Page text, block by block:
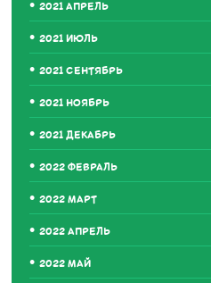
2021 АПРЕЛЬ
2021 ИЮЛЬ
2021 СЕНТЯБРЬ
2021 НОЯБРЬ
2021 ДЕКАБРЬ
2022 ФЕВРАЛЬ
2022 МАРТ
2022 АПРЕЛЬ
2022 МАЙ